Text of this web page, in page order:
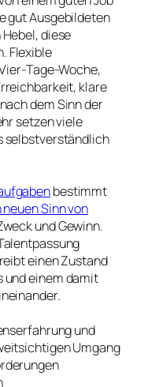
gut Ausgebildeten
diese
Flexible
Tage-Woche,
klare
dem Sinn der
setzen viele
selbstverständlich
bestimmt
Sinn von
und Gewinn.
einen Zustand
und einem damit
und
Umgang